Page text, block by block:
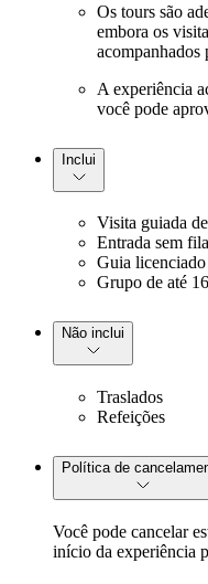
Os tours são
embora os
acompanhados
A experiência
você pode
Inclui
Visita guiada
Entrada sem
Guia
Grupo de até
Não inclui
Traslados
Refeições
Política de
Você pode cancelar
início da experiência